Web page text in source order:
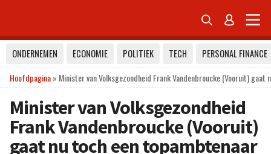
 
ONDERNEMEN ECONOMIE POLITIEK TECH
PERSONAL FINANCE
Hoofdpagina» Minister van Volksgezondheid Frank Vandenbroucke (Vooruit)
Minister van Volksgezondheid
Frank Vandenbroucke (Vooruit)
gaat nu toch een topambtenaar